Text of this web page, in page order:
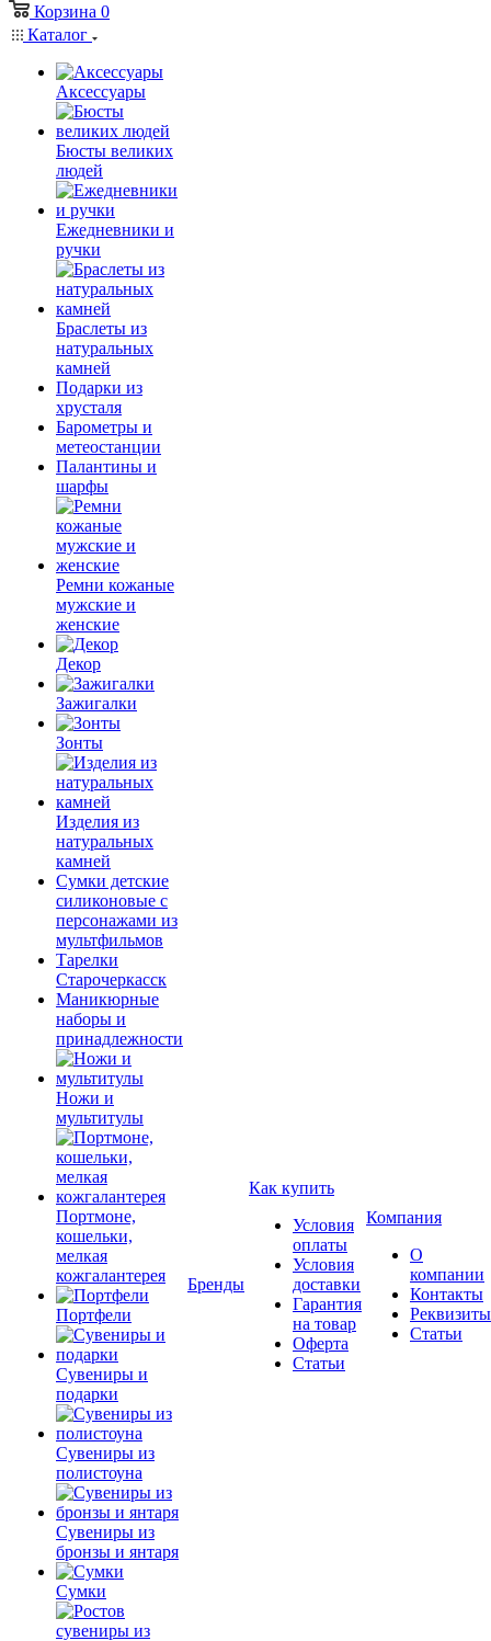
Корзина 0
Каталог
Аксессуары
Бюсты великих
людей
Ежедневники и
ручки
Браслеты из
натуральных
камней
Подарки из
хрусталя
Барометры и
метеостанции
Палантины и
шарфы
Ремни кожаные
мужские и
женские
Декор
Зажигалки
Зонты
Изделия из
натуральных
камней
Сумки детские
силиконовые с
персонажами из
мультфильмов
Тарелки
Старочеркасск
Маникюрные
наборы и
принадлежности
Ножи и
мультитулы
Портмоне,
кошельки,
мелкая
кожгалантерея
Портфели
Сувениры и
подарки
Сувениры из
полистоуна
Сувениры из
бронзы и янтаря
Сумки
Бренды
Как купить
Условия
оплаты
Условия
доставки
Гарантия
на товар
Оферта
Статьи
Компания
О
компании
Контакты
Реквизиты
Статьи